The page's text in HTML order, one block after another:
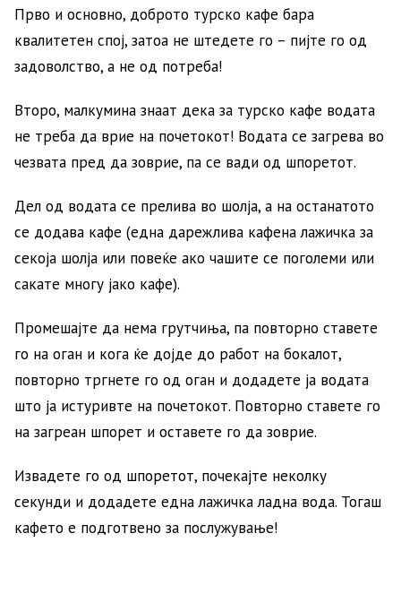
Прво и основно, доброто турско кафе бара
квалитетен спој, затоа не штедете го – пијте го од
задоволство, а не од потреба!
Второ, малкумина знаат дека за турско кафе водата
не треба да врие на почетокот! Водата се загрева во
чезвата пред да зоврие, па се вади од шпоретот.
Дел од водата се прелива во шолја, а на останатото
се додава кафе (една дарежлива кафена лажичка за
секоја шолја или повеќе ако чашите се поголеми или
сакате многу јако кафе).
Промешајте да нема грутчиња, па повторно ставете
го на оган и кога ќе дојде до работ на бокалот,
повторно тргнете го од оган и додадете ја водата
што ја истуривте на почетокот. Повторно ставете го
на загреан шпорет и оставете го да зоврие.
Извадете го од шпоретот, почекајте неколку
секунди и додадете една лажичка ладна вода. Тогаш
кафето е подготвено за послужување!